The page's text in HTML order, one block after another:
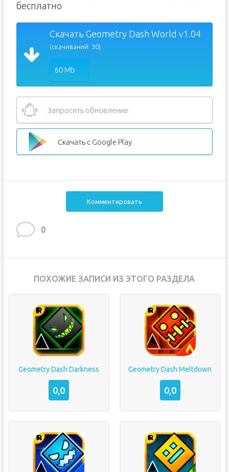
бесплатно
Скачать Geometry Dash World v1.04
(скачиваний: 30)
60 Mb
Запросить обновление
Скачать с Google Play
Комментировать
0
ПОХОЖИЕ ЗАПИСИ ИЗ ЭТОГО РАЗДЕЛА
Geometry Dash Darkness
0,0
Geometry Dash Meltdown
0,0